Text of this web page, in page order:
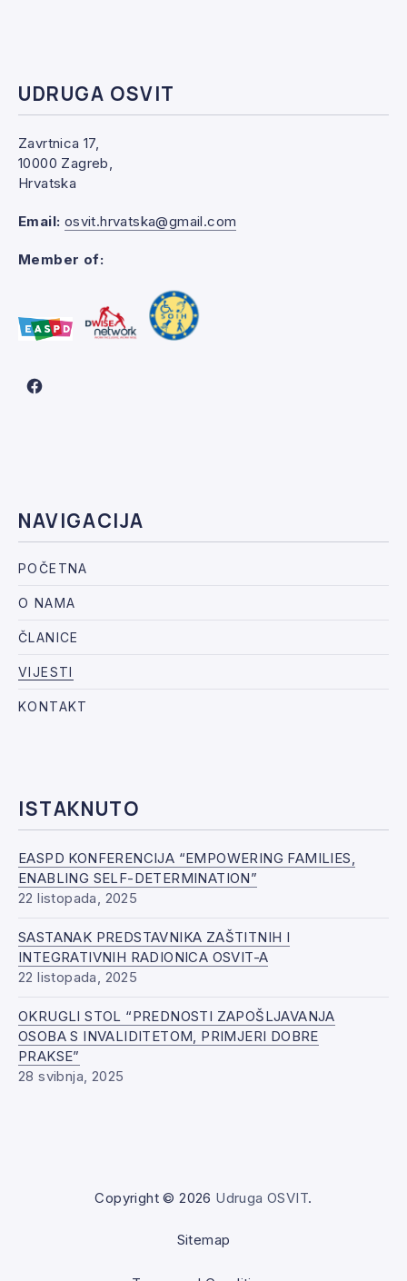
UDRUGA OSVIT
Zavrtnica 17,
10000 Zagreb,
Hrvatska
Email: osvit.hrvatska@gmail.com
Member of:
New Window
NAVIGACIJA
POČETNA
O NAMA
ČLANICE
VIJESTI
KONTAKT
ISTAKNUTO
EASPD KONFERENCIJA “EMPOWERING FAMILIES,
ENABLING SELF-DETERMINATION”
22 listopada, 2025
SASTANAK PREDSTAVNIKA ZAŠTITNIH I
INTEGRATIVNIH RADIONICA OSVIT-A
22 listopada, 2025
OKRUGLI STOL “PREDNOSTI ZAPOŠLJAVANJA
OSOBA S INVALIDITETOM, PRIMJERI DOBRE
PRAKSE”
28 svibnja, 2025
Copyright © 2026 Udruga OSVIT.
Sitemap
PREVIOUS